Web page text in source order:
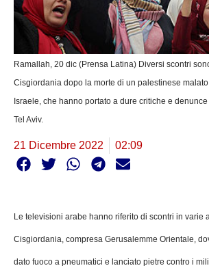
Ramallah, 20 dic (Prensa Latina) Diversi scontri
Cisgiordania dopo la morte di un palestinese
Israele, che hanno portato a dure critiche e
Tel Aviv.
21 Dicembre 2022 02:09
Le televisioni arabe hanno riferito di scontri in varie
Cisgiordania, compresa Gerusalemme Orientale,
dato fuoco a pneumatici e lanciato pietre contro i